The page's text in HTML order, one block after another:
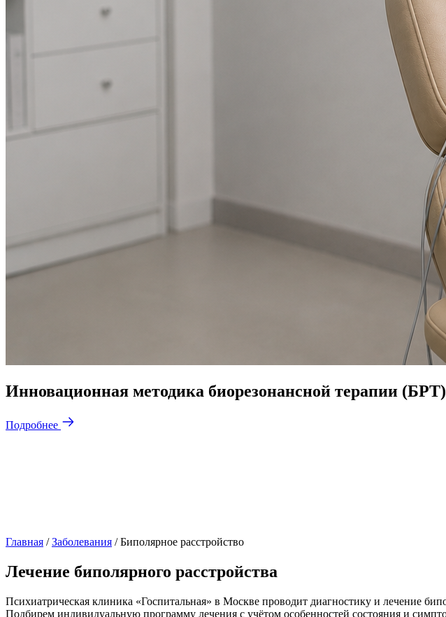
Инновационная методика биорезонансной терапии (БРТ)
Подробнее
Главная /Заболевания /Биполярное расстройство
Лечение биполярного расстройства
Психиатрическая клиника «Госпитальная» в Москве проводит диагностику и лечение
Подбирем индивидуальную программу лечения с учётом особенностей состояния и